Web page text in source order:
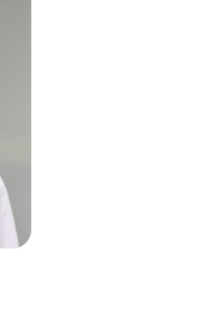
которое
(до
Может
корь,
не гнойные.
к